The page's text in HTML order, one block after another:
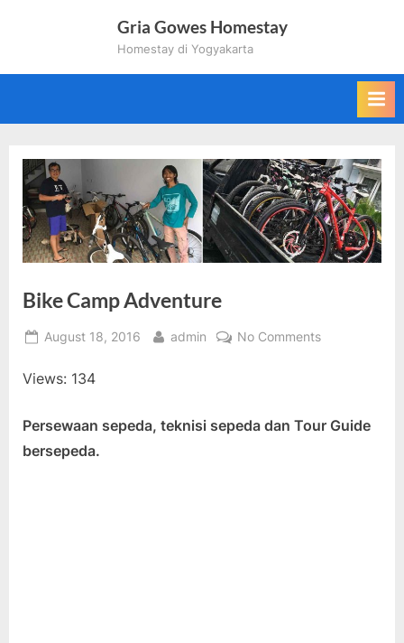
Gria Gowes Homestay
Homestay di Yogyakarta
Bike Camp Adventure
Posted
August 18, 2016 By
admin No Commentson
Views: 134
Persewaan sepeda, teknisi sepeda dan Tour Guide
bersepeda.